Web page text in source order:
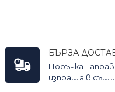
БЪРЗА
Поръчка
изпраща в